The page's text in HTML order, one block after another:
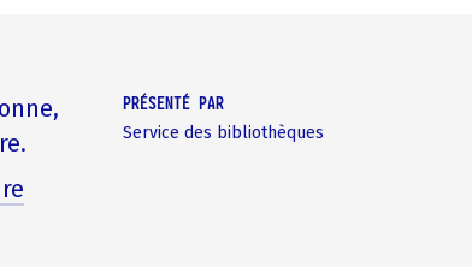
PRÉSENTÉ PAR
Service des bibliothèques